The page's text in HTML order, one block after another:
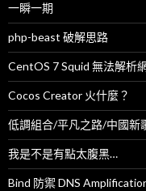
一瞬一期
php-beast 破解思路
CentOS 7 Squid 無法解析
Cocos Creator 火什麼？
低調組合/平凡之路/中國新
我是不是有點太腹黑…
Bind 防禦 DNS